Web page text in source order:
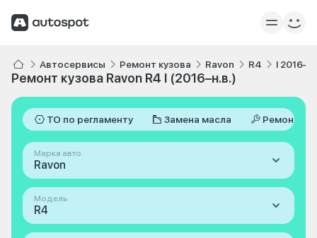
Автосервисы Ремонт кузова Ravon R4 I
Ремонт кузова Ravon R4 I (2016–н.в.)
ТО по регламенту Замена масла Ремонт
Марка авто
Ravon
Модель
R4